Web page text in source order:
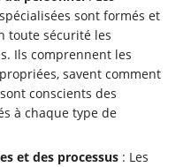
sont formés et
toute sécurité les
Ils comprennent les
savent comment
conscients des
à chaque type de
et des processus : Les